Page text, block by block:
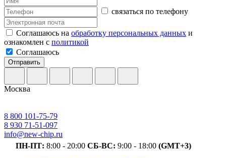
связаться по телефону
Соглашаюсь на обработку персональных данных и
ознакомлен с политикой
Соглашаюсь
Отправить
Москва
8 800 101-75-79
8 930 71-51-097
info@new-chip.ru
ПН-ПТ: 8:00 - 20:00 СБ-ВС: 9:00 - 18:00 (GMT+3)